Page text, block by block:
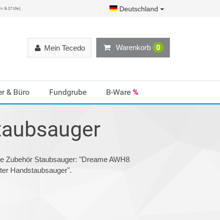
8-17 Uhr) Deutschland
Warenkorb 0
Mein Tecedo
& Büro Fundgrube B-Ware %
Zubehör Staubsauger: "Dreame AWH8
Handstaubsauger".